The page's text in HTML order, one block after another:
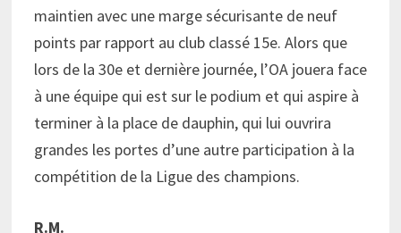
maintien avec une marge sécurisante de neuf
points par rapport au club classé 15e. Alors que
lors de la 30e et dernière journée, l’OA jouera face
à une équipe qui est sur le podium et qui aspire à
terminer à la place de dauphin, qui lui ouvrira
grandes les portes d’une autre participation à la
compétition de la Ligue des champions.
R.M.